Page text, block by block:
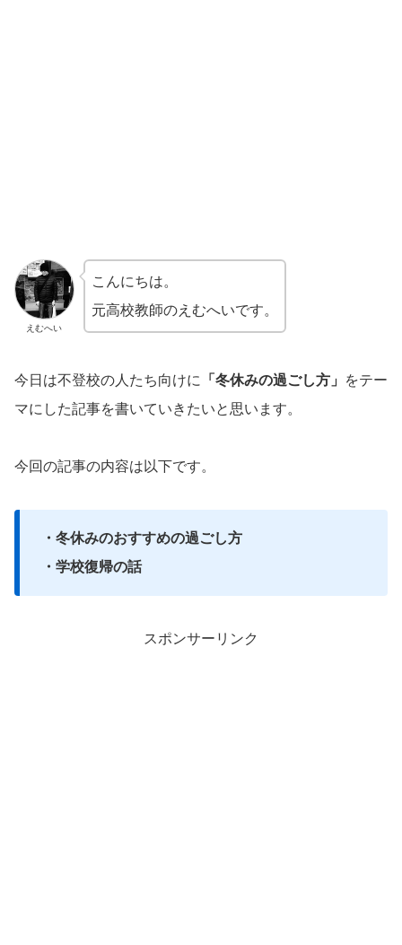
えむへい
こんにちは。
元高校教師のえむへいです。
今日は不登校の人たち向けに 「冬休みの過ごし方」
をテー
マにした記事を書いていきたいと思います。
今回の記事の内容は以下です。
・冬休みのおすすめの過ごし方
・学校復帰の話
スポンサーリンク